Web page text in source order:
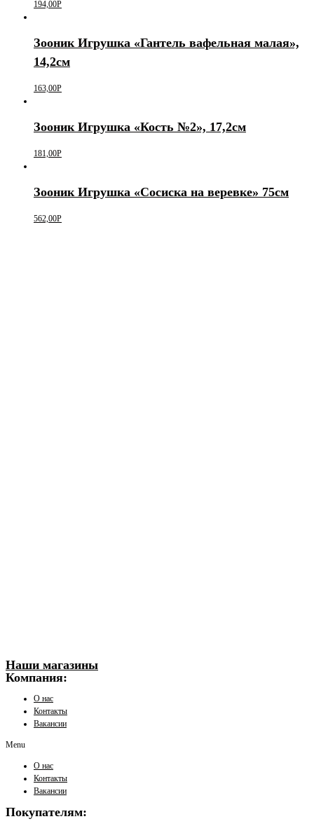
194,00Р
Зооник Игрушка «Гантель вафельная малая»,
14,2см
163,00Р
Зооник Игрушка «Кость №2», 17,2см
181,00Р
Зооник Игрушка «Сосиска на веревке» 75см
562,00Р
Наши магазины
Компания:
О нас
Контакты
Вакансии
Menu
О нас
Контакты
Вакансии
Покупателям: